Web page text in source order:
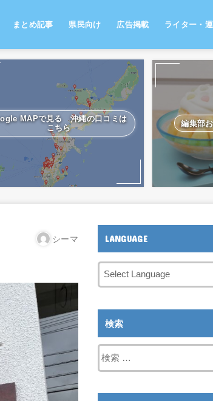
まとめ記事 県民向け 広告掲載 ライター・
MAPで見る 沖縄の口コミは
こちら
編集部
シーマ LANGUAGE
検索